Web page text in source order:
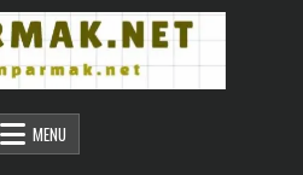
MENU